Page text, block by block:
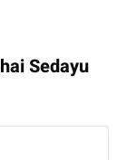
Sedayu